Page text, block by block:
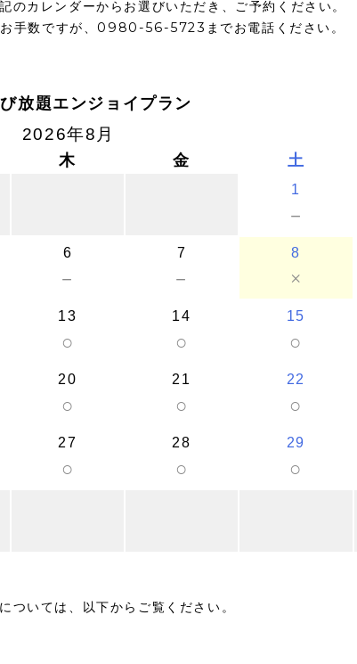
のカレンダーからお選びいただき、ご予約ください。
手数ですが、0980-56-5723までお電話ください。
放題エンジョイプラン
2026年8月
木 金 土
1
－
6
－
7
－
8
×
13
○
14
○
15
○
20
○
21
○
22
○
27
○
28
○
29
○
ついては、以下からご覧ください。